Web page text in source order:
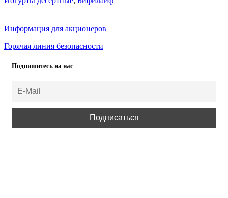
Информация для акционеров
Горячая линия безопасности
Подпишитесь на нас